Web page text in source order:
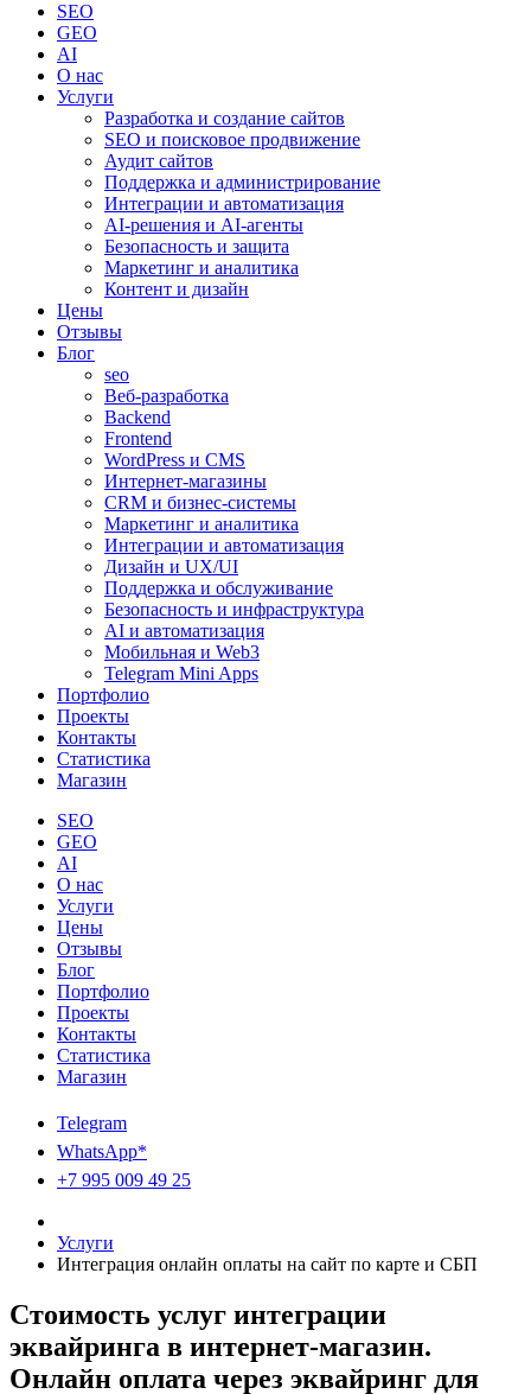
SEO
GEO
AI
О нас
Услуги
Разработка и создание сайтов
SEO и поисковое продвижение
Аудит сайтов
Поддержка и администрирование
Интеграции и автоматизация
AI-решения и AI-агенты
Безопасность и защита
Маркетинг и аналитика
Контент и дизайн
Цены
Отзывы
Блог
seo
Веб-разработка
Backend
Frontend
WordPress и CMS
Интернет-магазины
CRM и бизнес-системы
Маркетинг и аналитика
Интеграции и автоматизация
Дизайн и UX/UI
Поддержка и обслуживание
Безопасность и инфраструктура
AI и автоматизация
Мобильная и Web3
Telegram Mini Apps
Портфолио
Проекты
Контакты
Статистика
Магазин
SEO
GEO
AI
О нас
Услуги
Цены
Отзывы
Блог
Портфолио
Проекты
Контакты
Статистика
Магазин
Telegram
WhatsApp*
+7 995 009 49 25
Услуги
Интеграция онлайн оплаты на сайт по карте и СБП
Стоимость услуг интеграции
эквайринга в интернет-магазин.
Онлайн оплата через эквайринг для